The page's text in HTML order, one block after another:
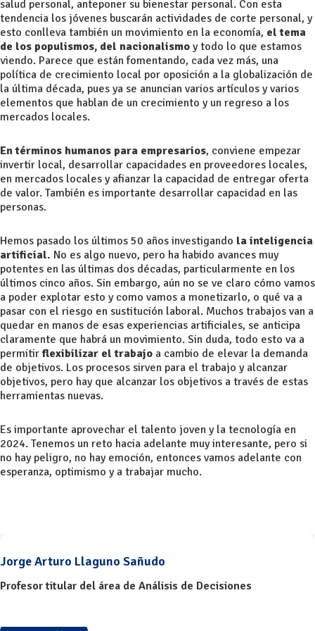
salud personal, anteponer su bienestar personal. Con esta
tendencia los jóvenes buscarán actividades de corte personal, y
esto conlleva también un movimiento en la economía, el tema
de los populismos, del nacionalismo y todo lo que estamos
viendo. Parece que están fomentando, cada vez más, una
política de crecimiento local por oposición a la globalización de
la última década, pues ya se anuncian varios artículos y varios
elementos que hablan de un crecimiento y un regreso a los
mercados locales.
En términos humanos para empresarios, conviene empezar
invertir local, desarrollar capacidades en proveedores locales,
en mercados locales y afianzar la capacidad de entregar oferta
de valor. También es importante desarrollar capacidad en las
personas.
Hemos pasado los últimos 50 años investigando la inteligencia
artificial. No es algo nuevo, pero ha habido avances muy
potentes en las últimas dos décadas, particularmente en los
últimos cinco años. Sin embargo, aún no se ve claro cómo vamos
a poder explotar esto y como vamos a monetizarlo, o qué va a
pasar con el riesgo en sustitución laboral. Muchos trabajos van a
quedar en manos de esas experiencias artificiales, se anticipa
claramente que habrá un movimiento. Sin duda, todo esto va a
permitirflexibilizar el trabajo a cambio de elevar la demanda
de objetivos. Los procesos sirven para el trabajo y alcanzar
objetivos, pero hay que alcanzar los objetivos a través de estas
herramientas nuevas.
Es importante aprovechar el talento joven y la tecnología en
2024. Tenemos un reto hacia adelante muy interesante, pero si
no hay peligro, no hay emoción, entonces vamos adelante con
esperanza, optimismo y a trabajar mucho.
Jorge Arturo Llaguno Sañudo
Profesor titular del área de Análisis de Decisiones